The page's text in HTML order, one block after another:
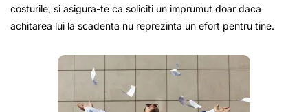
costurile, si asigura-te ca soliciti un imprumut doar daca
achitarea lui la scadenta nu reprezinta un efort pentru tine.